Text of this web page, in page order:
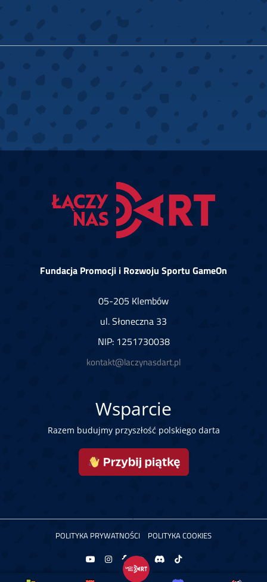
Fundacja Promocji i Rozwoju Sportu GameOn
05-205 Klembów
ul. Słoneczna 33
NIP: 1251730038
kontakt@laczynasdart.pl
Wsparcie
Razem budujmy przyszłość polskiego darta
POLITYKA PRYWATNOŚCI POLITYKA COOKIES